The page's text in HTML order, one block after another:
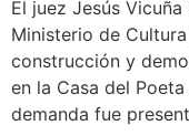
El juez Jesús
Ministerio de
construcción y
en la Casa del
demanda fue